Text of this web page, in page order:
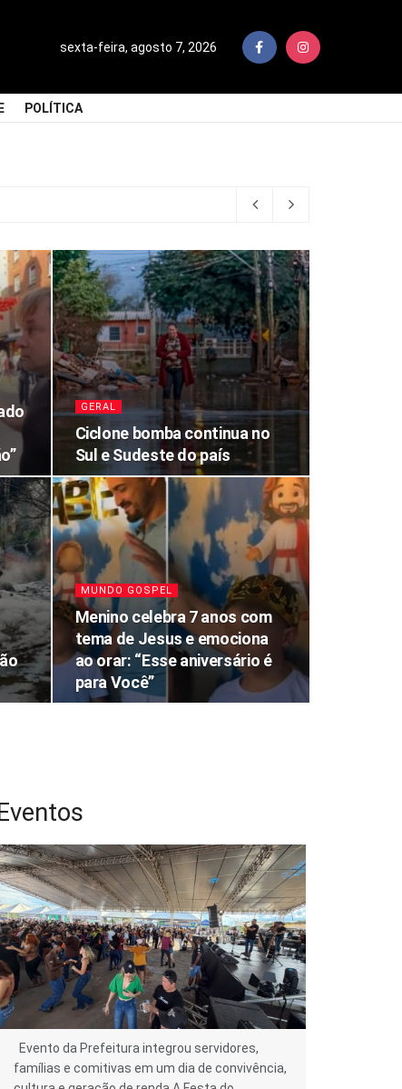
sexta-feira, agosto 7, 2026
POLÍTICA
GERAL
Ciclone bomba continua no
Sul e Sudeste do país
MUNDO GOSPEL
Menino celebra 7 anos com
tema de Jesus e emociona
ao orar: “Esse aniversário é
para Você”
Evento da Prefeitura integrou servidores,
famílias e comitivas em um dia de convivência,